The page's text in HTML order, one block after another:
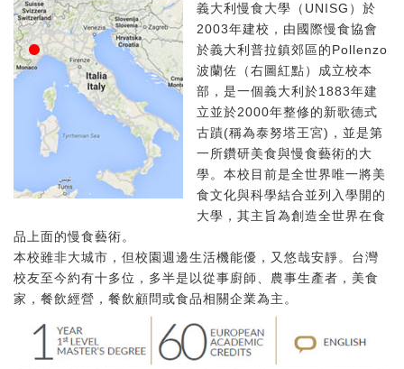
義大利慢食大學（UNISG）於
2003年建校，由國際慢食協會
於義大利普拉鎮郊區的Pollenzo
波蘭佐（右圖紅點）成立校本
部，是一個義大利於1883年建
立並於2000年整修的新歌德式
古蹟(稱為泰努塔王宮)，並是第
一所鑽研美食與慢食藝術的大
學。本校目前是全世界唯一將美
食文化與科學結合並列入學開的
大學，其主旨為創造全世界在食
品上面的慢食藝術。
本校雖非大城市，但校園週邊生活機能優，又悠哉安靜。台灣
校友至今約有十多位，多半是以從事廚師、農事生產者，美食
家，餐飲經營，餐飲顧問或食品相關企業為主。